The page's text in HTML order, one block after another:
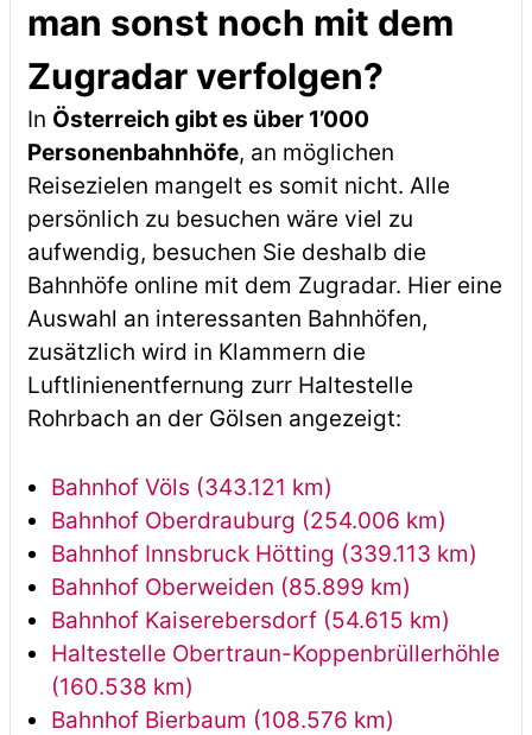
man sonst noch mit dem
Zugradar verfolgen?
In Österreich gibt es über 1’000
Personenbahnhöfe, an möglichen
Reisezielen mangelt es somit nicht. Alle
persönlich zu besuchen wäre viel zu
aufwendig, besuchen Sie deshalb die
Bahnhöfe online mit dem Zugradar. Hier eine
Auswahl an interessanten Bahnhöfen,
zusätzlich wird in Klammern die
Luftlinienentfernung zurr Haltestelle
Rohrbach an der Gölsen angezeigt:
Bahnhof Völs (343.121 km)
Bahnhof Oberdrauburg (254.006 km)
Bahnhof Innsbruck Hötting (339.113 km)
Bahnhof Oberweiden (85.899 km)
Bahnhof Kaiserebersdorf (54.615 km)
Haltestelle Obertraun-Koppenbrüllerhöhle
(160.538 km)
Bahnhof Bierbaum (108.576 km)